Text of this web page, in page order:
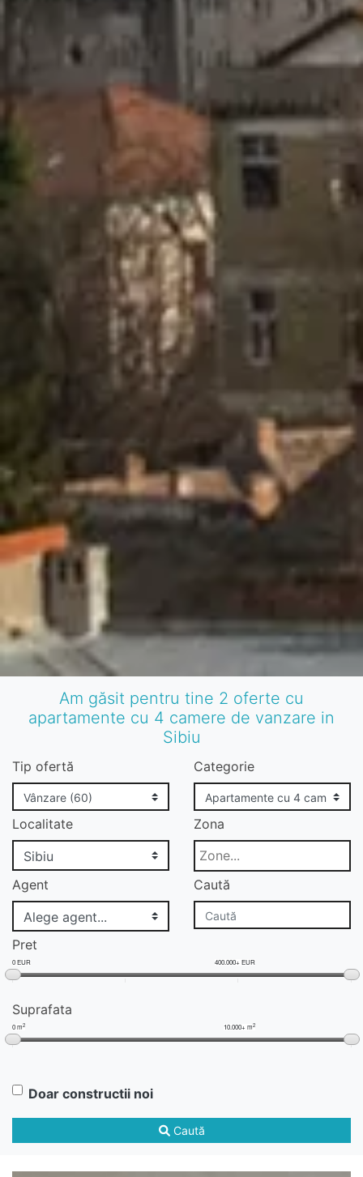
Am găsit pentru tine 2 oferte cu
apartamente cu 4 camere de vanzare in
Sibiu
Tip ofertă Categorie
Localitate Zona
Agent Caută
Pret
0 EUR 400.000+ EUR
Suprafata
0 m2 10.000+ m2
Doar constructii noi
Caută